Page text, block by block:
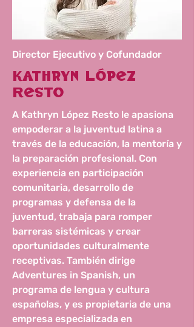
Director Ejecutivo y Cofundador
Kathryn López
Resto
A Kathryn López Resto le apasiona
empoderar a la juventud latina a
través de la educación, la mentoría y
la preparación profesional. Con
experiencia en participación
comunitaria, desarrollo de
programas y defensa de la
juventud, trabaja para romper
barreras sistémicas y crear
oportunidades culturalmente
receptivas. También dirige
Adventures in Spanish, un
programa de lengua y cultura
españolas, y es propietaria de una
empresa especializada en